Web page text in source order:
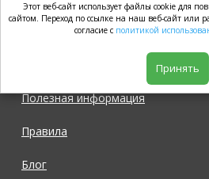
market.com
Полезная информация
Правила
Блог
Этот веб-сайт использует файлы cookie для
сайтом. Переход по ссылке на наш веб-сайт или
согласие с политикой
Принять